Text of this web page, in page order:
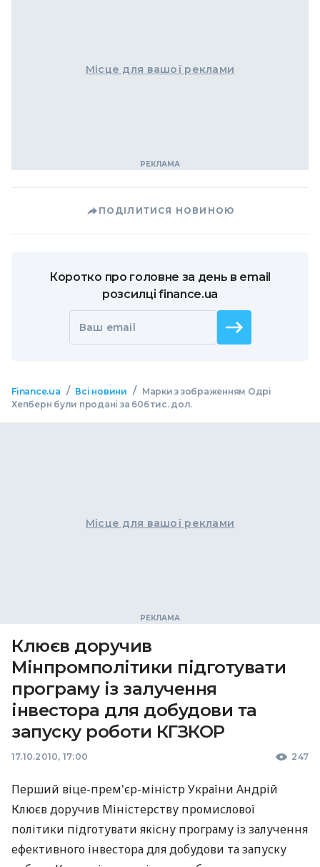
Місце для вашої реклами
ПОДІЛИТИСЯ НОВИНОЮ
Коротко про головне за день в email
розсилці finance.ua
Ваш email
Finance.ua / Всі новини /
Марки з зображенням Одрі
Хепберн були продані за 606 тис. дол.
Місце для вашої реклами
Клюєв доручив
Мінпромполітики підготувати
програму із залучення
інвестора для добудови та
запуску роботи КГЗКОР
17.10.2010, 17:00 247
Перший віце-прем'єр-міністр України Андрій
Клюєв доручив Міністерству промислової
політики підготувати якісну програму із залучення
ефективного інвестора для добудови та запуску